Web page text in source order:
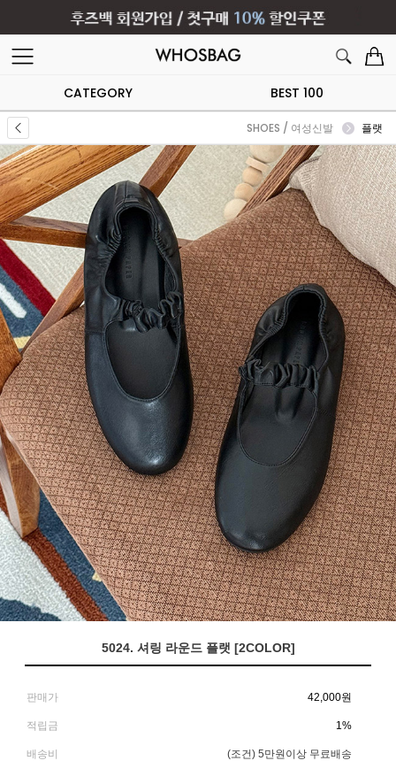
CATEGORY BEST 100
SHOES / 여성신발 플랫
5024. 셔링 라운드 플랫 [2COLOR]
판매가 42,000원
적립금 1%
배송비 (조건) 5만원이상 무료배송